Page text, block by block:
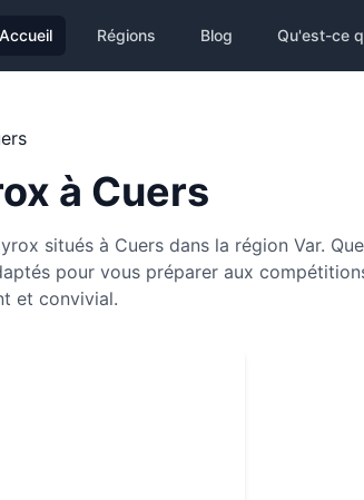
Accueil Régions Blog Qu'est-ce
à Cuers
situés à Cuers dans la région Var.
pour vous préparer aux
et convivial.